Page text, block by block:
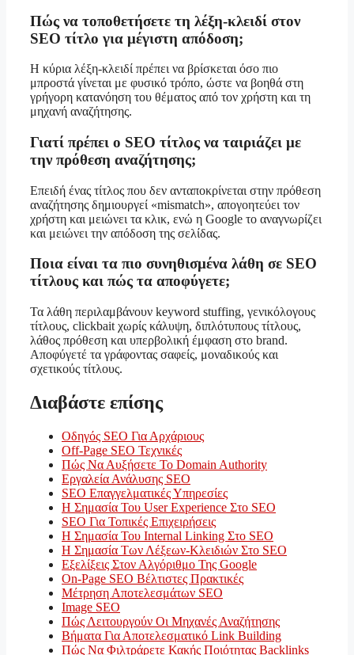
Πώς να τοποθετήσετε τη λέξη-κλειδί στον
SEO τίτλο για μέγιστη απόδοση;
Η κύρια λέξη-κλειδί πρέπει να βρίσκεται όσο πιο
μπροστά γίνεται με φυσικό τρόπο, ώστε να βοηθά στη
γρήγορη κατανόηση του θέματος από τον χρήστη και τη
μηχανή αναζήτησης.
Γιατί πρέπει ο SEO τίτλος να ταιριάζει με
την πρόθεση αναζήτησης;
Επειδή ένας τίτλος που δεν ανταποκρίνεται στην πρόθεση
αναζήτησης δημιουργεί «mismatch», απογοητεύει τον
χρήστη και μειώνει τα κλικ, ενώ η Google το αναγνωρίζει
και μειώνει την απόδοση της σελίδας.
Ποια είναι τα πιο συνηθισμένα λάθη σε SEO
τίτλους και πώς τα αποφύγετε;
Τα λάθη περιλαμβάνουν keyword stuffing, γενικόλογους
τίτλους, clickbait χωρίς κάλυψη, διπλότυπους τίτλους,
λάθος πρόθεση και υπερβολική έμφαση στο brand.
Αποφύγετέ τα γράφοντας σαφείς, μοναδικούς και
σχετικούς τίτλους.
Διαβάστε επίσης
Οδηγός SEO Για Αρχάριους
Off-Page SEO Τεχνικές
Πώς Να Αυξήσετε Το Domain Authority
Εργαλεία Ανάλυσης SEO
SEO Επαγγελματικές Υπηρεσίες
Η Σημασία Του User Experience Στο SEO
SEO Για Τοπικές Επιχειρήσεις
Η Σημασία Του Internal Linking Στο SEO
Η Σημασία Των Λέξεων-Κλειδιών Στο SEO
Εξελίξεις Στον Αλγόριθμο Της Google
On-Page SEO Βέλτιστες Πρακτικές
Μέτρηση Αποτελεσμάτων SEO
Image SEO
Πώς Λειτουργούν Οι Μηχανές Αναζήτησης
Βήματα Για Αποτελεσματικό Link Building
Πώς Να Φιλτράρετε Κακής Ποιότητας Backlinks